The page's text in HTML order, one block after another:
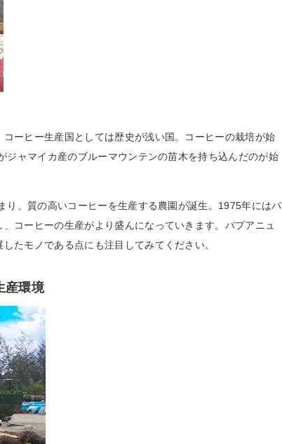
ーヒー生産国としては歴史が浅い国。コーヒーの栽培が始
ジャマイカ産のブルーマウンテンの苗木を持ち込んだのが始
り、質の高いコーヒーを生産する農園が誕生。1975年にはパ
コーヒーの生産がより盛んになっていきます。パプアニュ
たモノである点にも注目してみてください。
産環境